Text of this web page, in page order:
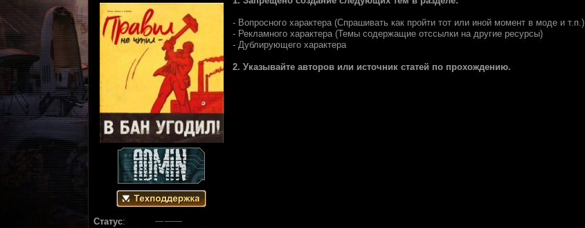
Статус:
- Вопросного характера (Спрашивать как пройти тот или иной момент в моде и т.п.)
- Рекламного характера (Темы содержащие отссылки на другие ресурсы)
- Дублирующего характера
2. Указывайте авторов или источник статей по прохождению.